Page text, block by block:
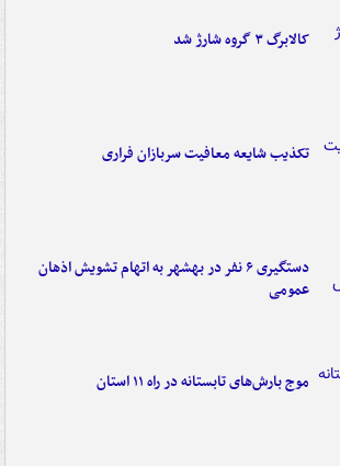
کالابرگ ۳ گروه شارژ شد
تکذیب شایعه معافیت سربازان فراری
دستگیری ۶ نفر در بهشهر به اتهام تشویش اذهان
عمومی
موج بارش‌های تابستانه در راه ۱۱ استان